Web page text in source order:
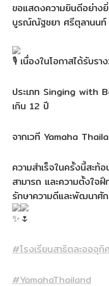
ขอแสดงความยินดีอย่าง
บูรณ์ณัฐชยา ศรีตุลานนท์
เนื่องในโอกาสได้รับรา
ประเภท Singing with
เกิน 12 ปี
จากเวที Yamaha
ความสำเร็จในครั้งนี้สะท้
สามารถ และความตั้งใจ
รักษาความดีและพัฒนาศั
#โรงเรียนสาธิตละอออุทิ
#YamahaThailand